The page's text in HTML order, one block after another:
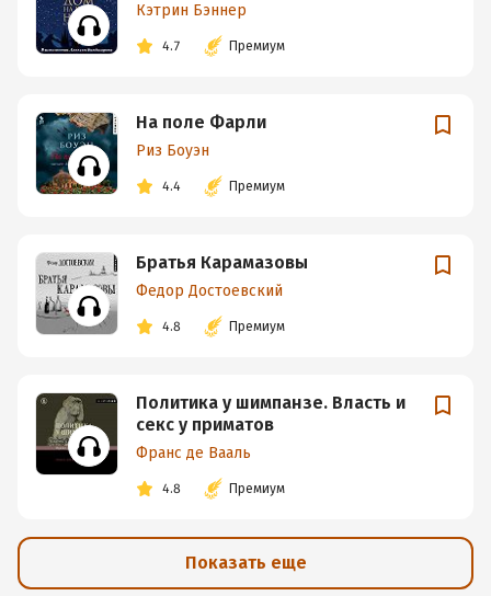
Кэтрин Бэннер
4.7 Премиум
На поле Фарли
Риз Боуэн
4.4 Премиум
Братья Карамазовы
Федор Достоевский
4.8 Премиум
Политика у шимпанзе. Власть и
секс у приматов
Франс де Вааль
4.8 Премиум
Показать еще